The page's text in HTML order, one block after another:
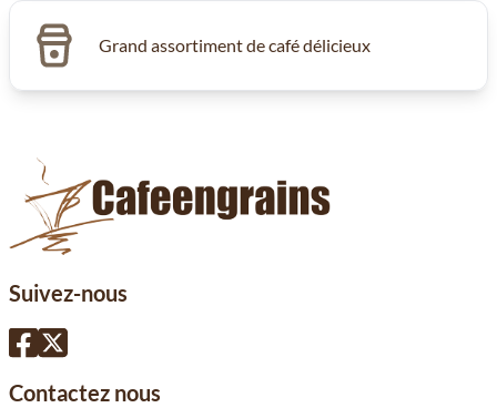
Grand assortiment de café délicieux
Suivez-nous
Contactez nous